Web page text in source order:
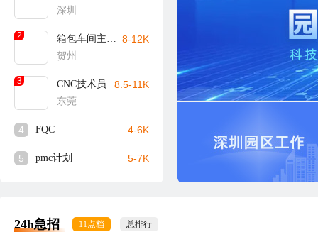
深圳
2
箱包车间主任/主管（贺州）
贺州
8-12K
3
CNC技术员
东莞
8.5-11K
4 FQC 4-6K
5 pmc计划 5-7K
24h急招 11点档 总排行